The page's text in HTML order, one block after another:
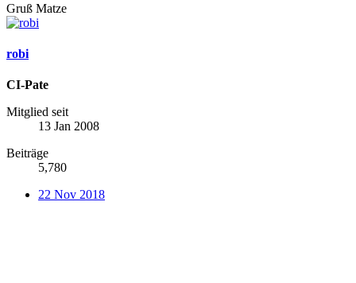
Gruß Matze
robi
CI-Pate
Mitglied seit
13 Jan 2008
Beiträge
5,780
22 Nov 2018